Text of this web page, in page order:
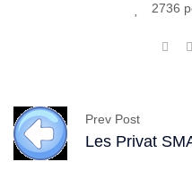
2736
Prev Post
Les Privat